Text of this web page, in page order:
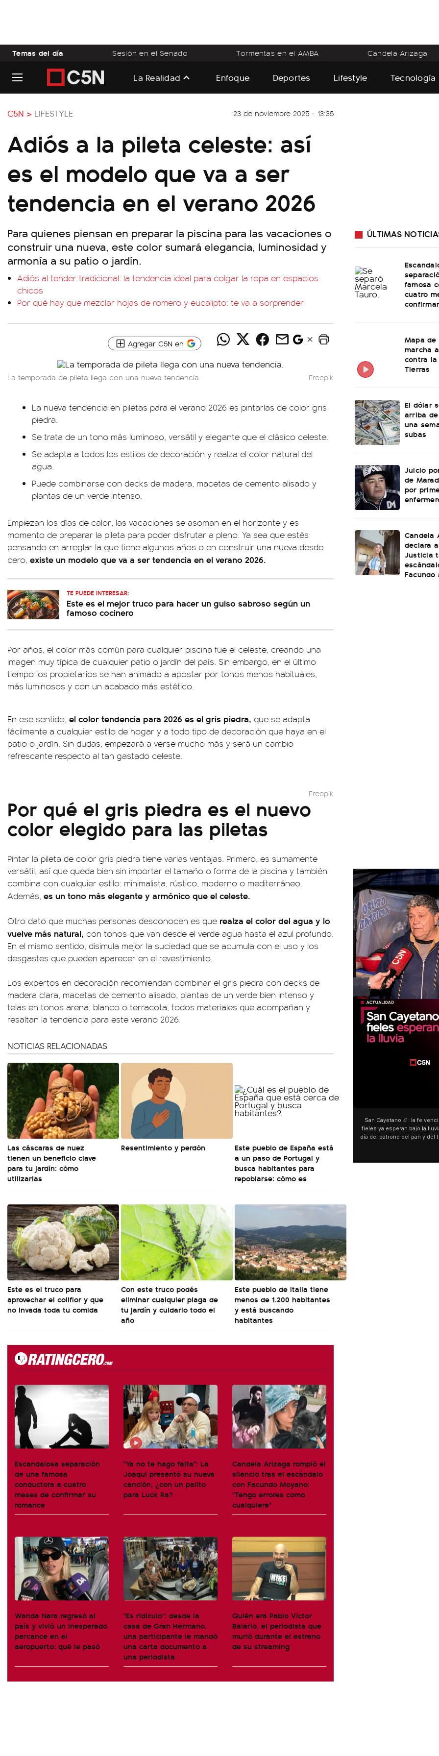
Temas del día Sesión en el Senado Tormentas en el AMBA Candela Arizaga
La Realidad Enfoque Deportes Lifestyle Tecnología
C5N > LIFESTYLE 23 de noviembre 2025 - 13:35
Adiós a la pileta celeste: así
es el modelo que va a ser
tendencia en el verano 2026
Para quienes piensan en preparar la piscina para las vacaciones o
construir una nueva, este color sumará elegancia, luminosidad y
armonía a su patio o jardín.
Adiós al tender tradicional: la tendencia ideal para colgar la ropa en espacios
chicos
Por qué hay que mezclar hojas de romero y eucalipto: te va a sorprender
Agregar C5N en
La temporada de pileta llega con una nueva tendencia. Freepik
La nueva tendencia en piletas para el verano 2026 es pintarlas de color gris
piedra.
Se trata de un tono más luminoso, versátil y elegante que el clásico celeste.
Se adapta a todos los estilos de decoración y realza el color natural del
agua.
Puede combinarse con decks de madera, macetas de cemento alisado y
plantas de un verde intenso.
Empiezan los días de calor, las vacaciones se asoman en el horizonte y es
momento de preparar la pileta para poder disfrutar a pleno. Ya sea que estés
pensando en arreglar la que tiene algunos años o en construir una nueva desde
cero, existe un modelo que va a ser tendencia en el verano 2026.
TE PUEDE INTERESAR:
Este es el mejor truco para hacer un guiso sabroso según un
famoso cocinero
Por años, el color más común para cualquier piscina fue el celeste, creando una
imagen muy típica de cualquier patio o jardín del país. Sin embargo, en el último
tiempo los propietarios se han animado a apostar por tonos menos habituales,
más luminosos y con un acabado más estético.
En ese sentido, el color tendencia para 2026 es el gris piedra, que se adapta
fácilmente a cualquier estilo de hogar y a todo tipo de decoración que haya en el
patio o jardín. Sin dudas, empezará a verse mucho más y será un cambio
refrescante respecto al tan gastado celeste.
Freepik
Por qué el gris piedra es el nuevo
color elegido para las piletas
Pintar la pileta de color gris piedra tiene varias ventajas. Primero, es sumamente
versátil, así que queda bien sin importar el tamaño o forma de la piscina y también
combina con cualquier estilo: minimalista, rústico, moderno o mediterráneo.
Además, es un tono más elegante y armónico que el celeste.
Otro dato que muchas personas desconocen es que realza el color del agua y lo
vuelve más natural, con tonos que van desde el verde agua hasta el azul profundo.
En el mismo sentido, disimula mejor la suciedad que se acumula con el uso y los
desgastes que pueden aparecer en el revestimiento.
Los expertos en decoración recomiendan combinar el gris piedra con decks de
madera clara, macetas de cemento alisado, plantas de un verde bien intenso y
telas en tonos arena, blanco o terracota, todos materiales que acompañan y
resaltan la tendencia para este verano 2026.
NOTICIAS RELACIONADAS
Las cáscaras de nuez
tienen un beneficio clave
para tu jardín: cómo
utilizarlas
Resentimiento y perdón
Este pueblo de España está
a un paso de Portugal y
busca habitantes para
repoblarse: cómo es
Este es el truco para
aprovechar el coliflor y que
no invada toda tu comida
Con este truco podés
eliminar cualquier plaga de
tu jardín y cuidarlo todo el
año
Este pueblo de Italia tiene
menos de 1.200 habitantes
y está buscando
habitantes
Escandalosa separación
de una famosa
conductora a cuatro
meses de confirmar su
romance
"Ya no te hago falta": La
Joaqui presentó su nueva
canción, ¿con un palito
para Luck Ra?
Candela Arizaga rompió el
silencio tras el escándalo
con Facundo Moyano:
"Tengo errores como
cualquiera"
Wanda Nara regresó al
país y vivió un inesperado
percance en el
aeropuerto: qué le pasó
"Es ridículo": desde la
casa de Gran Hermano,
una participante le mandó
una carta documento a
una periodista
Quién era Pablo Víctor
Balario, el periodista que
murió durante el estreno
de su streaming
ÚLTIMAS
famosa
cuatro
Mapa
marcha
contra
Tierras
El dólar
arriba
una
subas
Juicio
de
por
Candela
declara
Justicia
Facundo
San Cayetano 📿: la fe venció
fieles ya esperan bajo la lluvia
día del patrono del pan y del
y pedir. 🎙️